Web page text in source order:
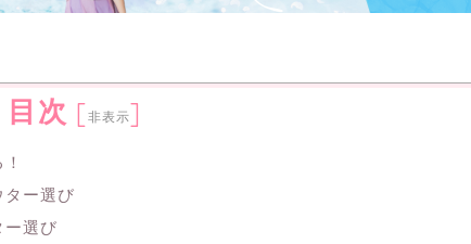
目次 [非表示]
ー選び
ー選び